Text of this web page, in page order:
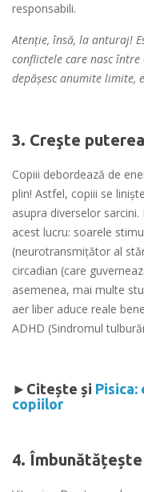
responsabili.
Atenție, însă, la anturaj!
conflictele care nasc
depășesc anumite limite,
3. Creşte
Copiii debordează de
plin! Astfel, copiii se
asupra diverselor
acest lucru: soarele
(neurotransmiţător al
circadian (care
asemenea, mai multe
aer liber aduce reale
ADHD (Sindromul
►Citește și
copiilor
4.